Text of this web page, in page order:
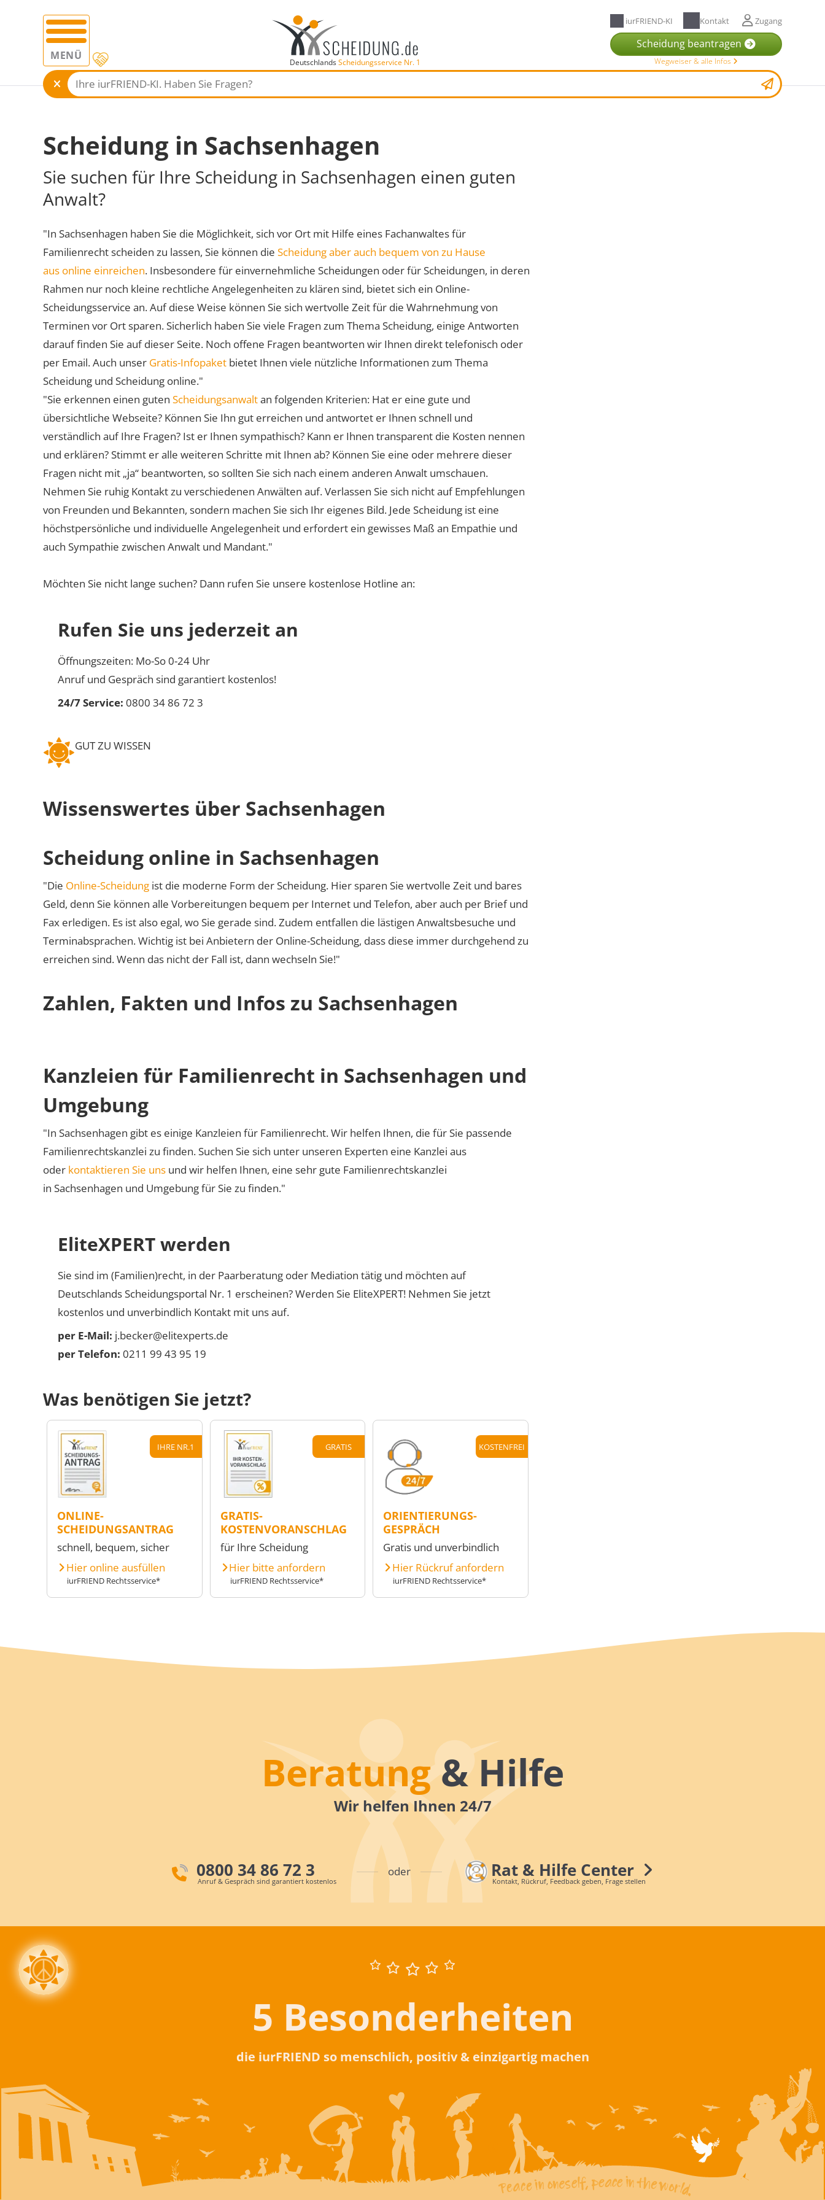
MENÜ DeutschlandsScheidungsservice Nr. 1
iurFRIEND-KI Kontakt Zugang
Scheidung beantragen
Wegweiser & alle Infos
Scheidung in Sachsenhagen
Sie suchen für Ihre Scheidung in Sachsenhagen einen guten
Anwalt?
"In Sachsenhagen haben Sie die Möglichkeit, sich vor Ort mit Hilfe eines Fachanwaltes für
Familienrecht scheiden zu lassen, Sie können die Scheidung aber auch bequem von zu Hause
aus online einreichen. Insbesondere für einvernehmliche Scheidungen oder für Scheidungen, in deren
Rahmen nur noch kleine rechtliche Angelegenheiten zu klären sind, bietet sich ein Online-
Scheidungsservice an. Auf diese Weise können Sie sich wertvolle Zeit für die Wahrnehmung von
Terminen vor Ort sparen. Sicherlich haben Sie viele Fragen zum Thema Scheidung, einige Antworten
darauf finden Sie auf dieser Seite. Noch offene Fragen beantworten wir Ihnen direkt telefonisch oder
per Email. Auch unser Gratis-Infopaket bietet Ihnen viele nützliche Informationen zum Thema
Scheidung und Scheidung online."
"Sie erkennen einen guten Scheidungsanwaltan folgenden Kriterien: Hat er eine gute und
übersichtliche Webseite? Können Sie Ihn gut erreichen und antwortet er Ihnen schnell und
verständlich auf Ihre Fragen? Ist er Ihnen sympathisch? Kann er Ihnen transparent die Kosten nennen
und erklären? Stimmt er alle weiteren Schritte mit Ihnen ab? Können Sie eine oder mehrere dieser
Fragen nicht mit „ja“ beantworten, so sollten Sie sich nach einem anderen Anwalt umschauen.
Nehmen Sie ruhig Kontakt zu verschiedenen Anwälten auf. Verlassen Sie sich nicht auf Empfehlungen
von Freunden und Bekannten, sondern machen Sie sich Ihr eigenes Bild. Jede Scheidung ist eine
höchstpersönliche und individuelle Angelegenheit und erfordert ein gewisses Maß an Empathie und
auch Sympathie zwischen Anwalt und Mandant."
Möchten Sie nicht lange suchen? Dann rufen Sie unsere kostenlose Hotline an:
Rufen Sie uns jederzeit an
Öffnungszeiten: Mo-So 0-24 Uhr
Anruf und Gespräch sind garantiert kostenlos!
24/7 Service: 0800 34 86 72 3
GUT ZU WISSEN
Wissenswertes über Sachsenhagen
Scheidung online in Sachsenhagen
"Die Online-Scheidung ist die moderne Form der Scheidung. Hier sparen Sie wertvolle Zeit und bares
Geld, denn Sie können alle Vorbereitungen bequem per Internet und Telefon, aber auch per Brief und
Fax erledigen. Es ist also egal, wo Sie gerade sind. Zudem entfallen die lästigen Anwaltsbesuche und
Terminabsprachen. Wichtig ist bei Anbietern der Online-Scheidung, dass diese immer durchgehend zu
erreichen sind. Wenn das nicht der Fall ist, dann wechseln Sie!"
Zahlen, Fakten und Infos zu Sachsenhagen
Kanzleien für Familienrecht in Sachsenhagen und
Umgebung
"In Sachsenhagen gibt es einige Kanzleien für Familienrecht. Wir helfen Ihnen, die für Sie passende
Familienrechtskanzlei zu finden. Suchen Sie sich unter unseren Experten eine Kanzlei aus
oder kontaktieren Sie uns und wir helfen Ihnen, eine sehr gute Familienrechtskanzlei
in Sachsenhagen und Umgebung für Sie zu finden."
EliteXPERT werden
Sie sind im (Familien)recht, in der Paarberatung oder Mediation tätig und möchten auf
Deutschlands Scheidungsportal Nr. 1 erscheinen? Werden Sie EliteXPERT! Nehmen Sie jetzt
kostenlos und unverbindlich Kontakt mit uns auf.
per E-Mail: j.becker@elitexperts.de
per Telefon: 0211 99 43 95 19
Was benötigen Sie jetzt?
IHRE NR.1
ONLINE-
SCHEIDUNGSANTRAG
schnell, bequem, sicher
Hier online ausfüllen
iurFRIEND Rechtsservice*
GRATIS
GRATIS-
KOSTENVORANSCHLAG
für Ihre Scheidung
Hier bitte anfordern
iurFRIEND Rechtsservice*
KOSTENFREI
ORIENTIERUNGS-
GESPRÄCH
Gratis und unverbindlich
Hier Rückruf anfordern
iurFRIEND Rechtsservice*
Beratung& Hilfe
Wir helfen Ihnen 24/7
0800 34 86 72 3
Anruf & Gespräch sind garantiert kostenlos
oder Rat & Hilfe Center
Kontakt, Rückruf, Feedback geben, Frage stellen
5 Besonderheiten
die iurFRIEND so menschlich, positiv & einzigartig machen